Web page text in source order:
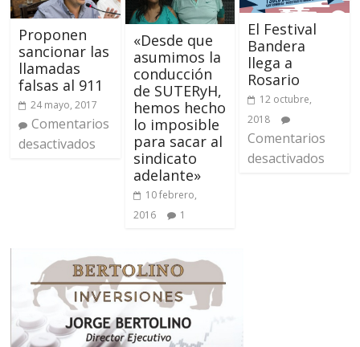
Proponen
sancionar las
llamadas
falsas al 911
24 mayo, 2017
Comentarios
desactivados
«Desde que
asumimos la
conducción
de SUTERyH,
hemos hecho
lo imposible
para sacar al
sindicato
adelante»
10 febrero,
2016
1
El Festival
Bandera
llega a
Rosario
12 octubre,
2018
Comentarios
desactivados